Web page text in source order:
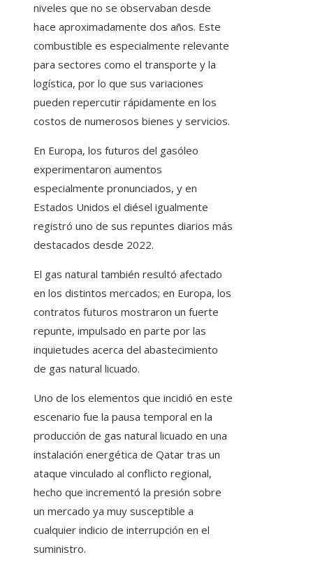
niveles que no se observaban desde
hace aproximadamente dos años. Este
combustible es especialmente relevante
para sectores como el transporte y la
logística, por lo que sus variaciones
pueden repercutir rápidamente en los
costos de numerosos bienes y servicios.
En Europa, los futuros del gasóleo
experimentaron aumentos
especialmente pronunciados, y en
Estados Unidos el diésel igualmente
registró uno de sus repuntes diarios más
destacados desde 2022.
El gas natural también resultó afectado
en los distintos mercados; en Europa, los
contratos futuros mostraron un fuerte
repunte, impulsado en parte por las
inquietudes acerca del abastecimiento
de gas natural licuado.
Uno de los elementos que incidió en este
escenario fue la pausa temporal en la
producción de gas natural licuado en una
instalación energética de Qatar tras un
ataque vinculado al conflicto regional,
hecho que incrementó la presión sobre
un mercado ya muy susceptible a
cualquier indicio de interrupción en el
suministro.